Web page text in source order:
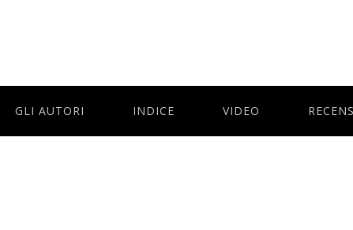
GLI AUTORI INDICE VIDEO